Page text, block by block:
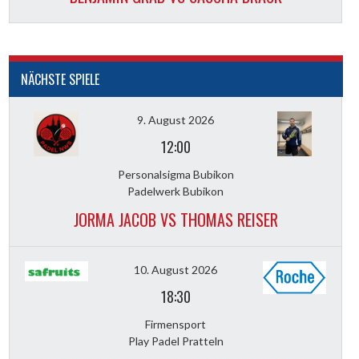
NÄCHSTE SPIELE
9. August 2026
12:00
Personalsigma Bubikon
Padelwerk Bubikon
JORMA JACOB VS THOMAS REISER
10. August 2026
18:30
Firmensport
Play Padel Pratteln